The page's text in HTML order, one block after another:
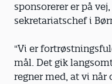
sponsorerer er på
sekretariatschef i
"Vi er
mål. Det gik
regner med, at vi når